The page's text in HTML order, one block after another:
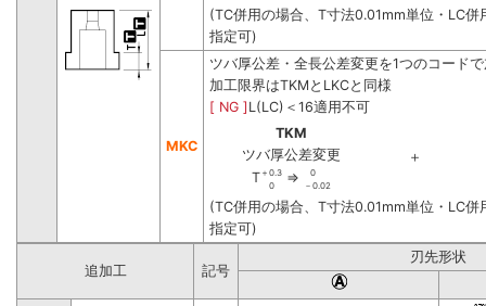
(TC併用の場合、T寸法0.01mm単位・LC
指定可)
MKC
ツバ厚公差・全長公差変更を1つのコード
加工限界はTKMとLKCと同様
[ NG ] L(LC)＜16適用不可
TKM
ツバ厚公差変更
T ＋0.3
0
⇒
0
－0.02
＋
(TC併用の場合、T寸法0.01mm単位・LC
指定可)
追加工 記号
刃先形状